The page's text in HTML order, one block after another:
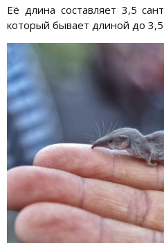
Её длина составляет 3,5
который бывает длиной до 3,5